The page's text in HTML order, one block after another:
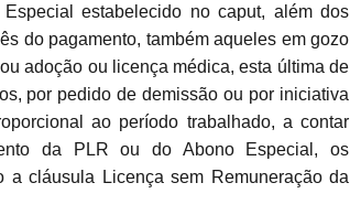
estabelecido no caput, além dos
do pagamento, também aqueles em gozo
adoção ou licença médica, esta última de
por pedido de demissão ou por iniciativa
ao período trabalhado, a contar
da PLR ou do Abono Especial, os
a cláusula Licença sem Remuneração da